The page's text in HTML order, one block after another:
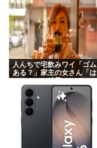
人んちで宅飲みワイ「ゴム
ある？」家主の女さん「は